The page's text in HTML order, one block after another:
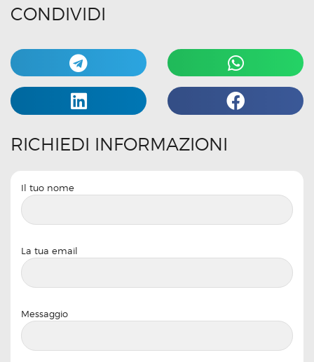
CONDIVIDI
RICHIEDI INFORMAZIONI
Il tuo nome
La tua email
Messaggio